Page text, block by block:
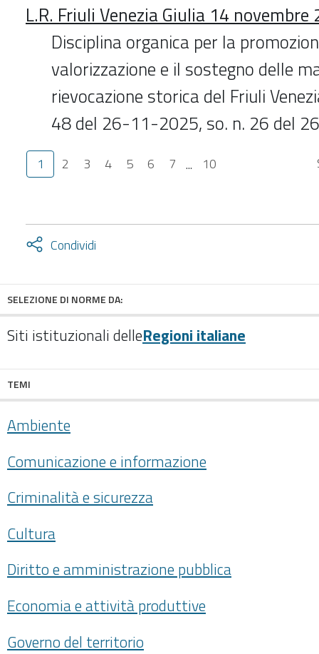
L.R. Friuli Venezia Giulia 14
Disciplina organica per la
valorizzazione e il sostegno delle
rievocazione storica del Friuli
48 del 26-11-2025, so. n. 26 del
1 2 3 4 5 6 7 ... 10
Condividi
Attiva
SELEZIONE DI NORME DA:
Siti istituzionali delleRegioni italiane
TEMI
Ambiente
Comunicazione e informazione
Criminalità e sicurezza
Cultura
Diritto e amministrazione pubblica
Economia e attività produttive
Governo del territorio